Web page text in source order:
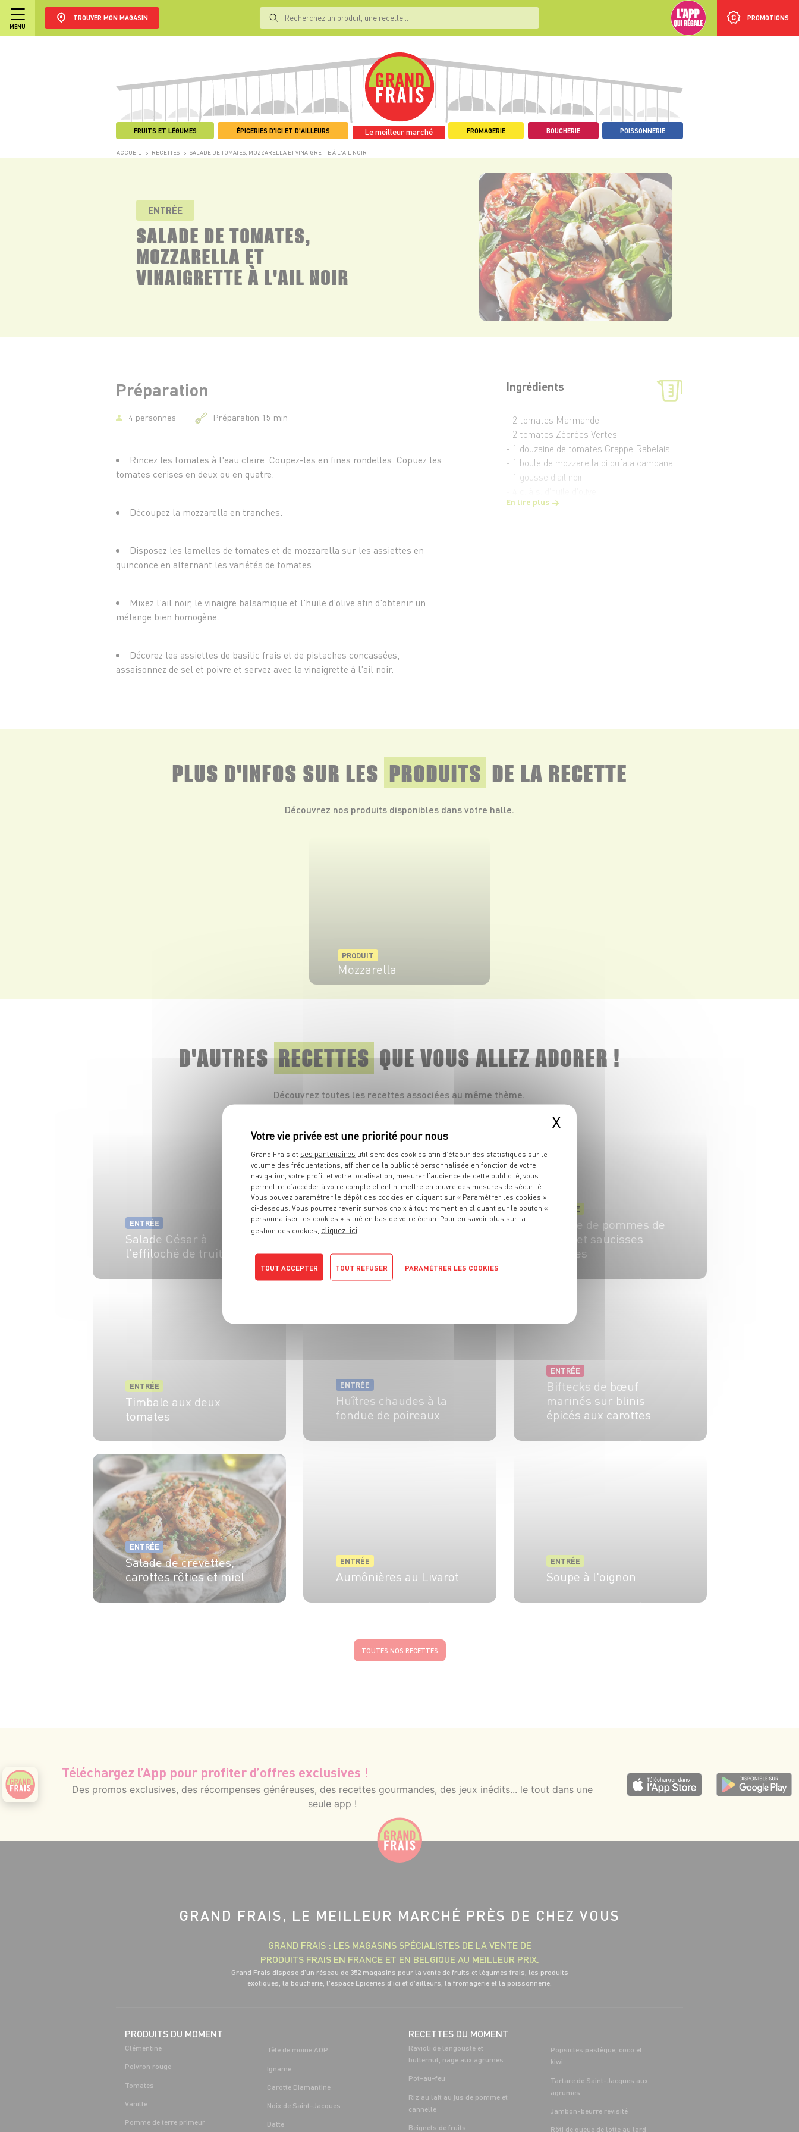
MENU
TROUVER MON MAGASIN PROMOTIONS
FRUITS ET LÉGUMES ÉPICERIES D'ICI ET D'AILLEURS Le meilleur marché FROMAGERIE BOUCHERIE POISSONNERIE
ACCUEIL > RECETTES > SALADE DE TOMATES, MOZZARELLA ET VINAIGRETTE À L'AIL NOIR
ENTRÉE
SALADE DE TOMATES,
MOZZARELLA ET
VINAIGRETTE À L'AIL NOIR
Ingrédients
- 2 tomates Marmande
- 2 tomates Zébrées Vertes
- 1 douzaine de tomates Grappe Rabelais
- 1 boule de mozzarella di bufala campana
- 1 gousse d'ail noir
- 2 c. à s. de vinaigre balsamique blanc
En lire plus
Préparation
4 personnes Préparation 15 min
Rincez les tomates à l'eau claire. Coupez-les en fines rondelles. Copuez les
tomates cerises en deux ou en quatre.
Découpez la mozzarella en tranches.
Disposez les lamelles de tomates et de mozzarella sur les assiettes en
quinconce en alternant les variétés de tomates.
Mixez l'ail noir, le vinaigre balsamique et l'huile d'olive afin d'obtenir un
mélange bien homogène.
Décorez les assiettes de basilic frais et de pistaches concassées,
assaisonnez de sel et poivre et servez avec la vinaigrette à l'ail noir.
PLUS D'INFOS SUR LES PRODUITS DE LA RECETTE
Découvrez nos produits disponibles dans votre halle.
PRODUIT
Mozzarella
D'AUTRESRECETTESQUEVOUS ALLEZ ADORER !
Découvrez toutes les recettes associées au même thème.
ENTRÉE
Salade César à
l'effiloché de truite
ENTRÉE
Tartinade de lentilles
corail
6 pers.
ENTRÉE
Salade de pommes de
terre et saucisses
fumées
ENTRÉE
Timbale aux deux
tomates
ENTRÉE
Huîtres chaudes à la
fondue de poireaux
ENTRÉE
Biftecks de bœuf
marinés sur blinis
épicés aux carottes
ENTRÉE
Salade de crevettes,
carottes rôties et miel
ENTRÉE
Aumônières au Livarot
ENTRÉE
Soupe à l'oignon
TOUTES NOS RECETTES
Téléchargez l’App pour profiter d’offres exclusives !
Des promos exclusives, des récompenses généreuses, des recettes gourmandes, des jeux inédits... le tout dans une
seule app !
GRAND FRAIS, LE MEILLEUR MARCHÉ PRÈS DE CHEZ VOUS
GRAND FRAIS : LES MAGASINS SPÉCIALISTES DE LA VENTE DE
PRODUITS FRAIS EN FRANCE ET EN BELGIQUE AU MEILLEUR PRIX.
Grand Frais dispose d'un réseau de 352 magasins pour la vente de fruits et légumes frais, les produits
exotiques, la boucherie, l'espace Epiceries d'ici et d'ailleurs, la fromagerie et la poissonnerie.
PRODUITS DU MOMENT
Clémentine
Poivron rouge
Tomates
Vanille
Pomme de terre primeur
Tête de moine AOP
Igname
Carotte Diamantine
Noix de Saint-Jacques
Datte
RECETTES DU MOMENT
Ravioli de langouste et
butternut, nage aux agrumes
Pot-au-feu
Riz au lait au jus de pomme et
cannelle
Beignets de fruits
Popsicles pastèque, coco et
kiwi
Tartare de Saint-Jacques aux
agrumes
Jambon-beurre revisité
Rôti de queue de lotte au lard
X
Grand Frais et ses partenaires utilisent des cookies afin d’établir des statistiques sur le
volume des fréquentations, afficher de la publicité personnalisée en fonction de votre
navigation, votre profil et votre localisation, mesurer l’audience de cette publicité, vous
permettre d’accéder à votre compte et enfin, mettre en œuvre des mesures de sécurité.
Vous pouvez paramétrer le dépôt des cookies en cliquant sur « Paramétrer les cookies »
ci-dessous. Vous pourrez revenir sur vos choix à tout moment en cliquant sur le bouton «
personnaliser les cookies » situé en bas de votre écran. Pour en savoir plus sur la
gestion des cookies, cliquez-ici
TOUT ACCEPTER TOUT REFUSER PARAMÉTRER LES COOKIES